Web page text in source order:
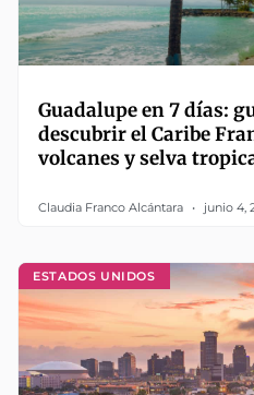
Guadalupe en 7 días:
descubrir el Caribe
volcanes y selva
Claudia Franco Alcántara junio 4,
ESTADOS UNIDOS